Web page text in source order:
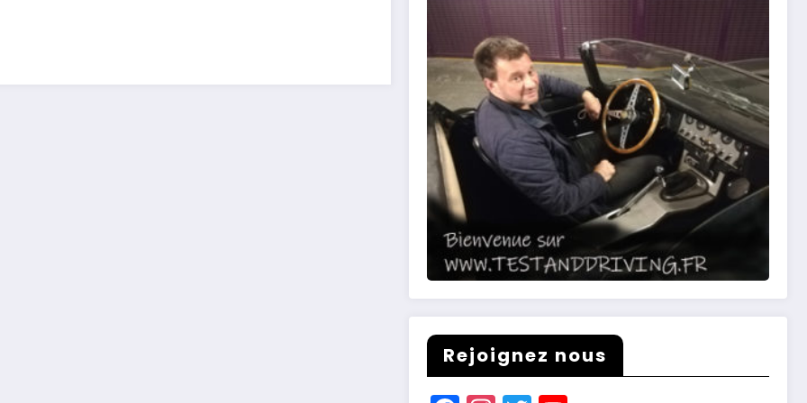
Rejoignez nous